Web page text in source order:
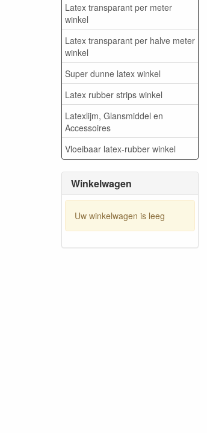
Latex transparant per meter
winkel
Latex transparant per halve meter
winkel
Super dunne latex winkel
Latex rubber strips winkel
Latexlijm, Glansmiddel en
Accessoires
Vloeibaar latex-rubber winkel
Winkelwagen
Uw winkelwagen is leeg